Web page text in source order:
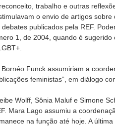
trabalho e outras
o envio de artigos
publicados pela REF.
1, de 2004, quando é
Funck assumiriam a
feministas”, em diálogo
Wolff, Sônia Maluf e Simone
Mara Lago assumiu a
na função até hoje. A